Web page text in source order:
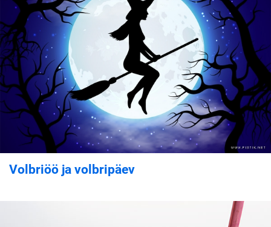
Volbriöö ja volbripäev